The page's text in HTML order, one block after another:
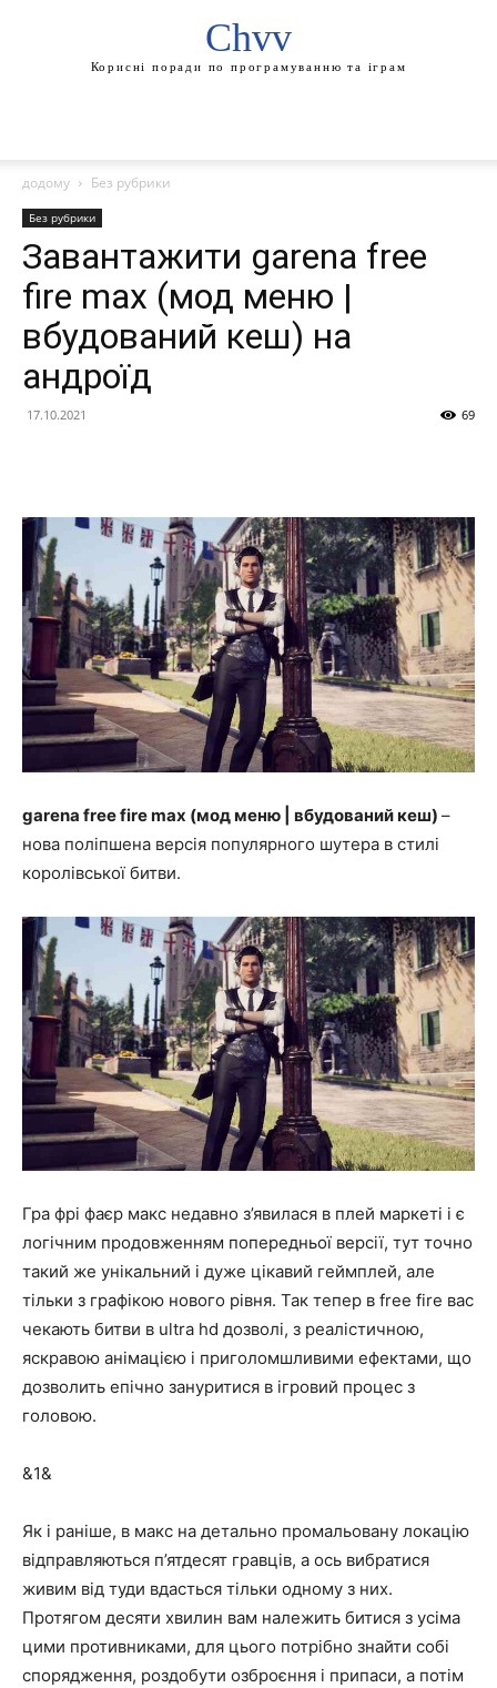
Chvv
Корисні поради по програмуванню та іграм
додому Без рубрики
Без рубрики
Завантажити garena free
fire max (мод меню |
вбудований кеш) на
андроїд
17.10.2021 69
garena free fire max (мод меню | вбудований кеш) –
нова поліпшена версія популярного шутера в стилі
королівської битви.
Гра фрі фаєр макс недавно з’явилася в плей маркеті і є
логічним продовженням попередньої версії, тут точно
такий же унікальний і дуже цікавий геймплей, але
тільки з графікою нового рівня. Так тепер в free fire вас
чекають битви в ultra hd дозволі, з реалістичною,
яскравою анімацією і приголомшливими ефектами, що
дозволить епічно зануритися в ігровий процес з
головою.
&1&
Як і раніше, в макс на детально промальовану локацію
відправляються п’ятдесят гравців, а ось вибратися
живим від туди вдасться тільки одному з них.
Протягом десяти хвилин вам належить битися з усіма
цими противниками, для цього потрібно знайти собі
спорядження, роздобути озброєння і припаси, а потім